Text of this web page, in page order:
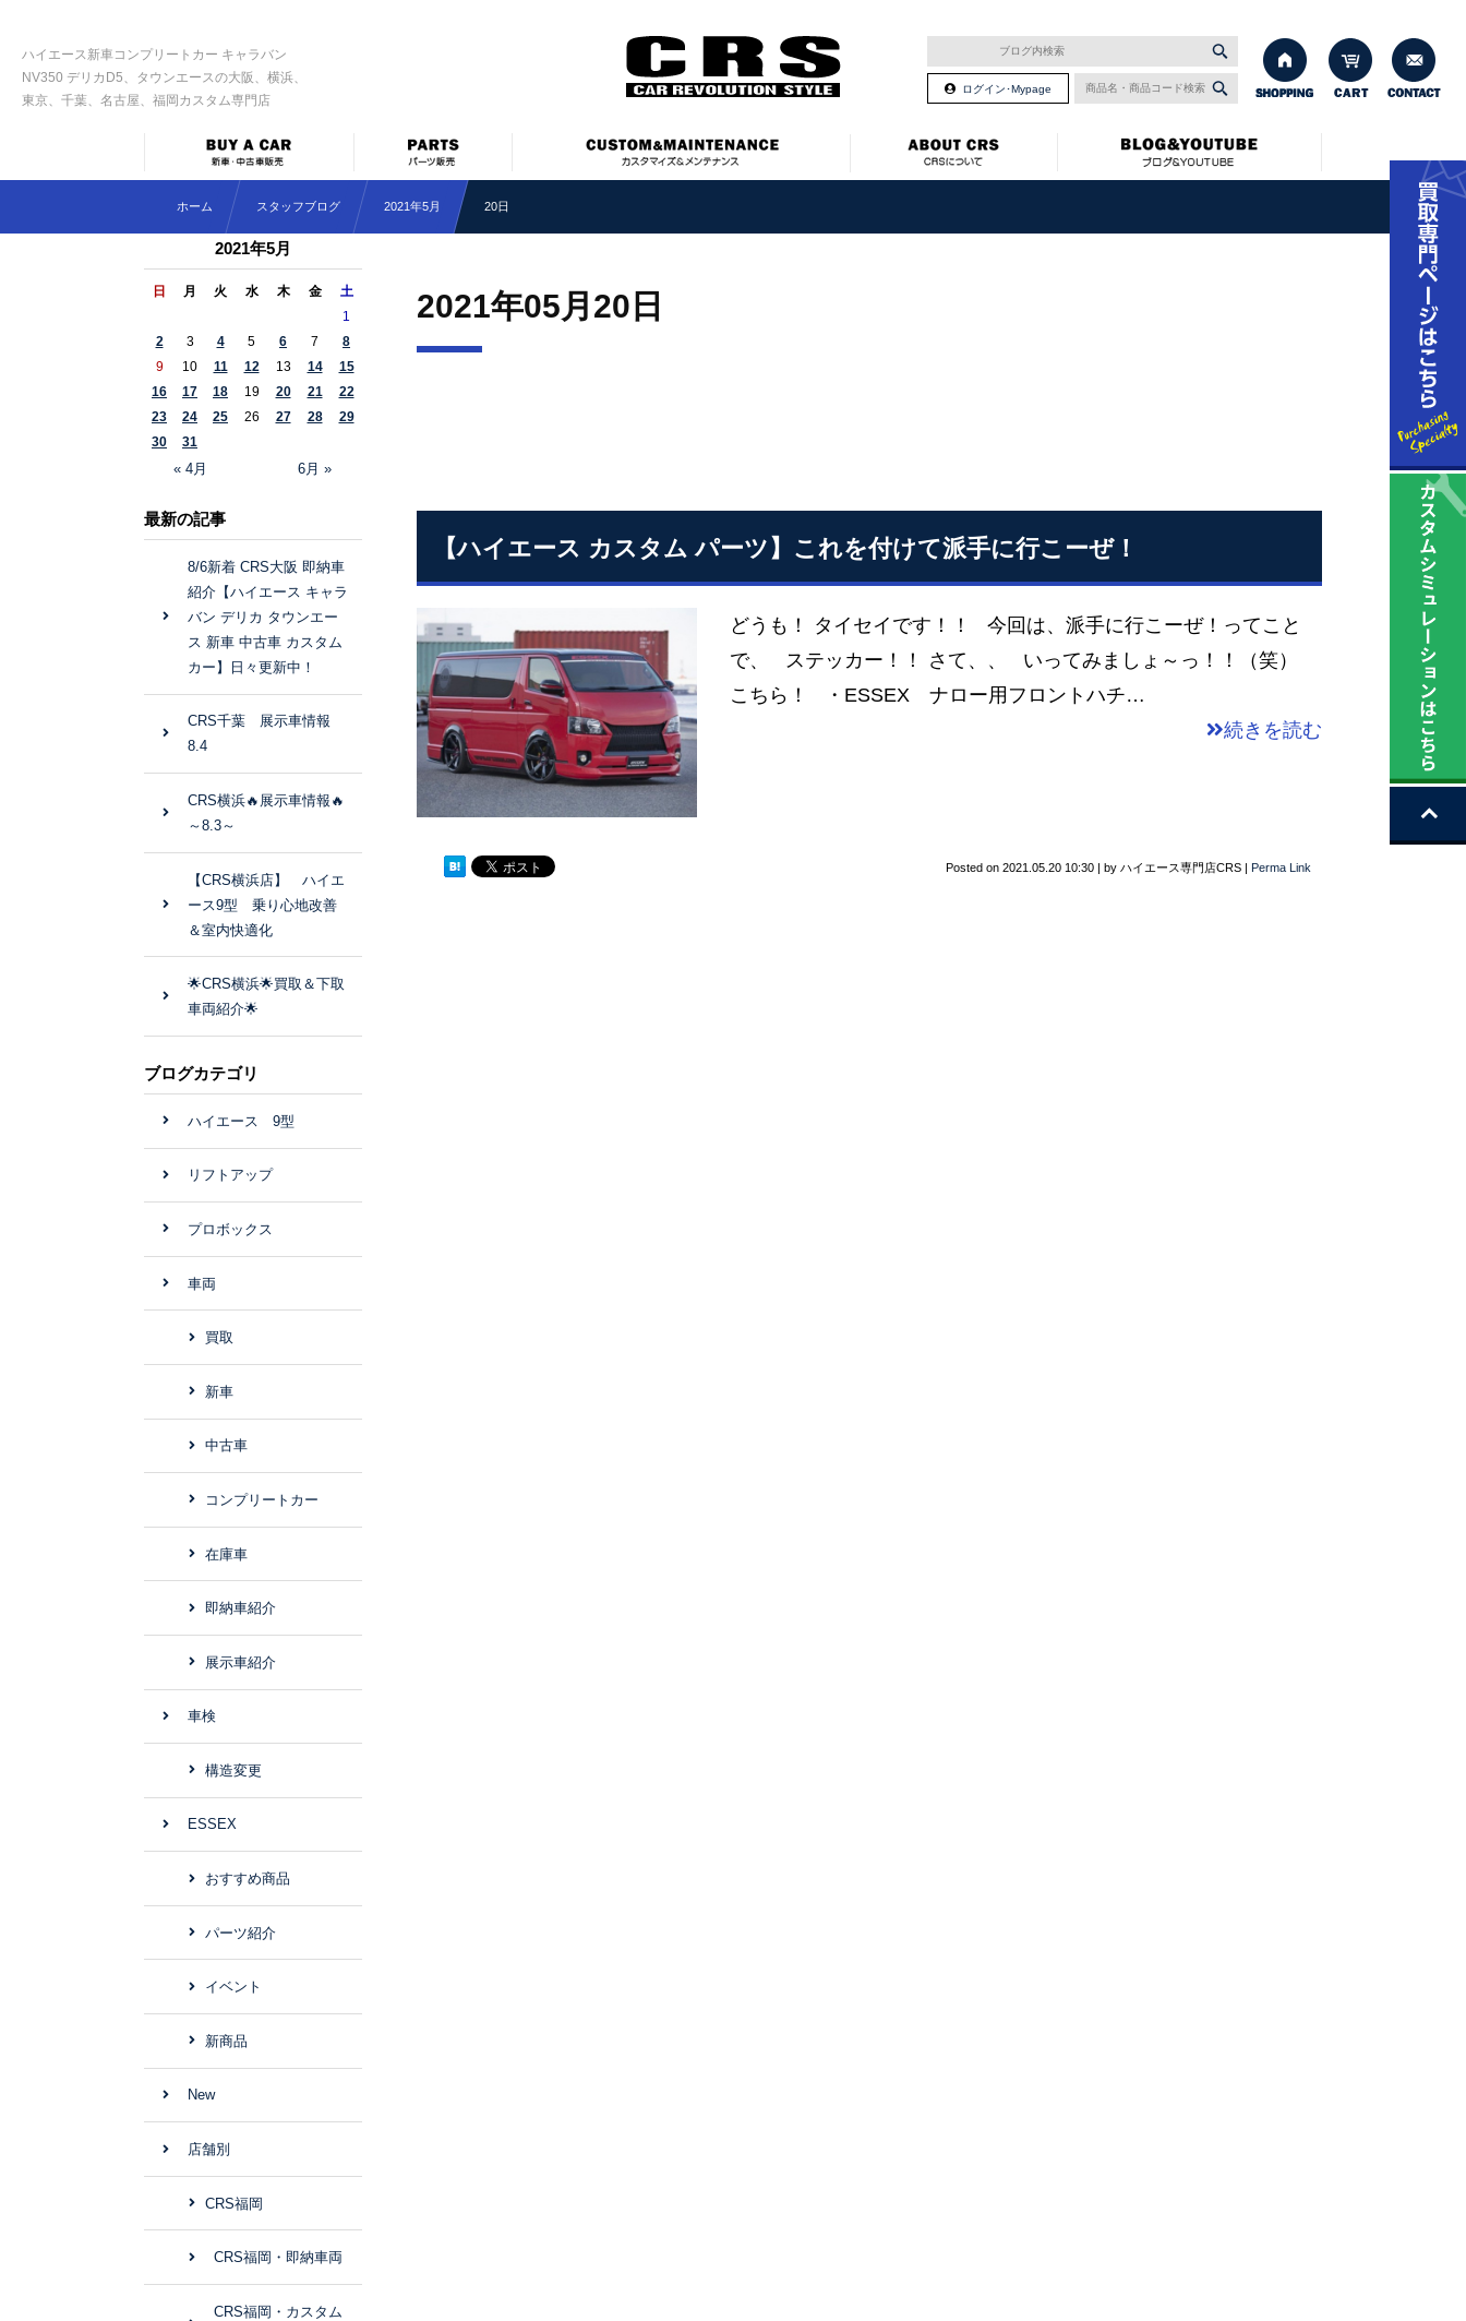
ハイエース新車コンプリートカー キャラバン
NV350 デリカD5、タウンエースの大阪、横浜、
東京、千葉、名古屋、福岡カスタム専門店
ログイン･Mypage
ホーム スタッフブログ 2021年5月 20日
2021年05月20日
【ハイエース カスタム パーツ】これを付けて派手に行こーぜ！
どうも！ タイセイです！！ 今回は、派手に行こーぜ！ってこと
で、 ステッカー！！ さて、、 いってみましょ～っ！！（笑）
こちら！ ・ESSEX ナロー用フロントハチ…
続きを読む
Posted on 2021.05.20 10:30 | by ハイエース専門店CRS | Perma Link
2021年5月
日 月 火 水 木 金 土
« 4月 6月 »
1
2
3 4 5 6 7
8
9
10 11 12 13 14
15
16
17 18 19 20 21
22
23
24 25 26 27 28
29
30
31
最新の記事
8/6新着 CRS大阪 即納車
紹介【ハイエース キャラ
バン デリカ タウンエー
ス 新車 中古車 カスタム
カー】日々更新中！
CRS千葉 展示車情報
8.4
CRS横浜🔥展示車情報🔥
～8.3～
【CRS横浜店】 ハイエ
ース9型 乗り心地改善
＆室内快適化
🌟CRS横浜🌟買取＆下取
車両紹介🌟
ブログカテゴリ
ハイエース 9型
リフトアップ
プロボックス
車両
買取
新車
中古車
コンプリートカー
在庫車
即納車紹介
展示車紹介
車検
構造変更
ESSEX
おすすめ商品
パーツ紹介
イベント
新商品
New
店舗別
CRS福岡
CRS福岡・即納車両
CRS福岡・カスタム